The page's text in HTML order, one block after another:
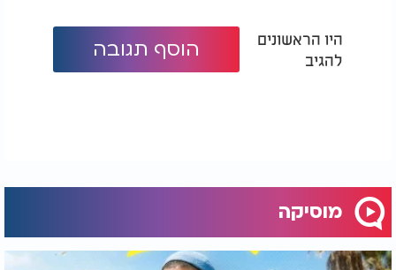
היו הראשונים
להגיב
הוסף תגובה
מוסיקה